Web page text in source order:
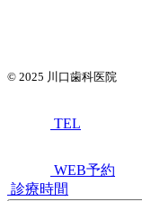
© 2025 川口歯科医院
TEL
WEB予約
診療時間